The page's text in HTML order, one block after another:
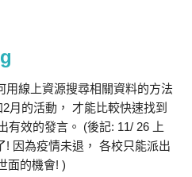
用線上資源搜尋相關資料的方法
月的活動， 才能比較快速找到
有效的發言。 (後記: 11/ 26 上
! 因為疫情未退， 各校只能派出
面的機會! )